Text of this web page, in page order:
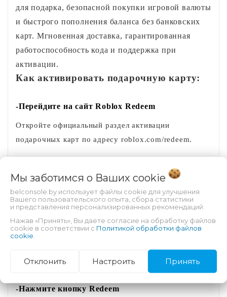
для подарка, безопасной покупки игровой валюты
и быстрого пополнения баланса без банковских
карт. Мгновенная доставка, гарантированная
работоспособность кода и поддержка при
активации.
Как активировать подарочную карту:
-Перейдите на сайт Roblox Redeem
Откройте официальный раздел активации
подарочных карт по адресу roblox.com/redeem.
Robux были начислены на нужный профиль.
-Введите полученный код карты
Code и проверьте правильность символов.
-Нажмите кнопку Redeem
Мы заботимся о Ваших cookie
belconsole.by использует файлы cookie для улучшения
Вашего пользовательского опыта, сбора статистики
и представления персонализированных рекомендаций.
Нажав «Принять», Вы даете согласие на обработку файлов
cookie в соответствии с Политикой обработки файлов
cookie
Отклонить Настроить Принять